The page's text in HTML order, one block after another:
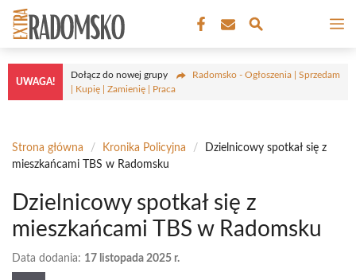
Przejdź
do
treści
UWAGA!
Dołącz do nowej grupy
Radomsko - Ogłoszenia | Sprzedam
| Kupię | Zamienię | Praca
Strona główna / Kronika Policyjna /
Dzielnicowy spotkał się z
mieszkańcami TBS w Radomsku
Dzielnicowy spotkał się z
mieszkańcami TBS w Radomsku
Data dodania: 17 listopada 2025 r.